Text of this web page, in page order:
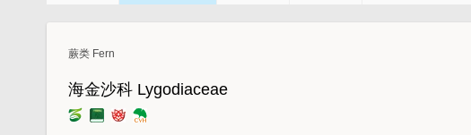
蕨类 Fern
海金沙科 Lygodiaceae